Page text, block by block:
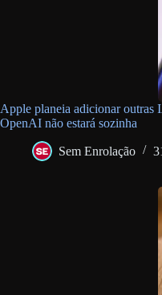
Apple planeia adicionar outras
OpenAI não estará sozinha
Sem Enrolação